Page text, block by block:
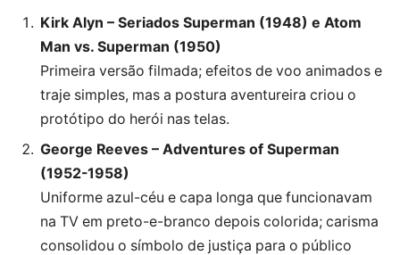
Kirk Alyn – Seriados Superman (1948) e Atom
Man vs. Superman (1950)
Primeira versão filmada; efeitos de voo animados e
traje simples, mas a postura aventureira criou o
protótipo do herói nas telas.
George Reeves – Adventures of Superman
(1952-1958)
Uniforme azul-céu e capa longa que funcionavam
na TV em preto-e-branco depois colorida; carisma
consolidou o símbolo de justiça para o público